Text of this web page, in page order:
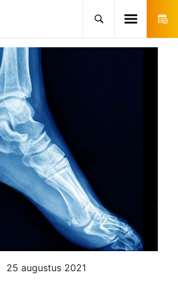
25 augustus 2021